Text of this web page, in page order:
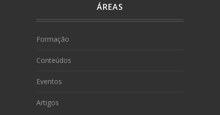
ÁREAS
Formação
Conteúdos
Eventos
Artigos